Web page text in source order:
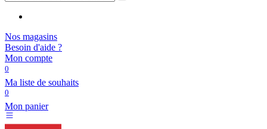
Nos magasins
Besoin d'aide ?
Mon compte
0
Ma liste de souhaits
0
Mon panier